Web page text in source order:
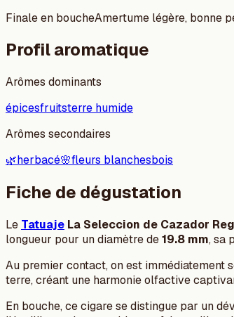
Finale en boucheAmertume légère, bonne
Profil aromatique
Arômes dominants
épicesfruitsterre humide
Arômes secondaires
🌿herbacé🌸fleurs blanchesbois
Fiche de dégustation
Le Tatuaje La Seleccion de Cazador
longueur pour un diamètre de19.8 mm, sa
Au premier contact, on est immédiatement
terre, créant une harmonie olfactive
En bouche, ce cigare se distingue par un